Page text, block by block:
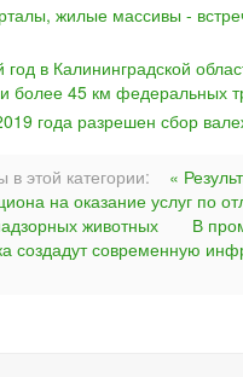
жилые массивы -
в Калининградской
более 45 км федеральных
года разрешен сбор
этой категории:
«
на оказание услуг по
животных
В
создадут современную